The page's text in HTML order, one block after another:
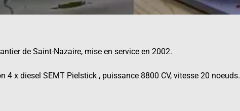
de Saint-Nazaire, mise en service en 2002.
4 x diesel SEMT Pielstick , puissance 8800 CV, vitesse 20 noeuds.